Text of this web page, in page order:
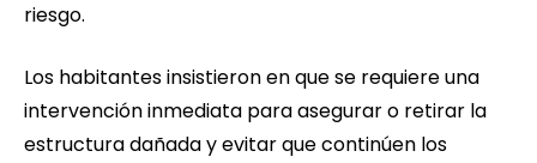
riesgo.
Los habitantes insistieron en que se requiere una
intervención inmediata para asegurar o retirar la
estructura dañada y evitar que continúen los